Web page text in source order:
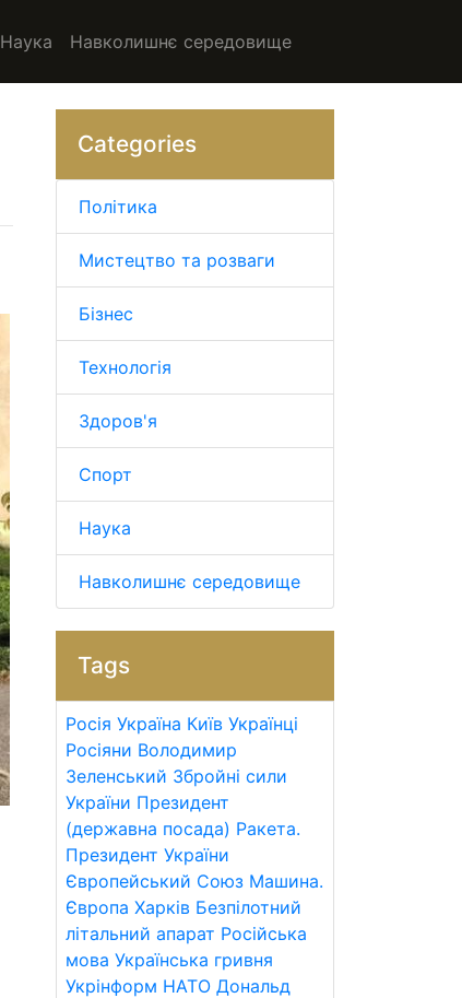
Наука Навколишнє середовище
Categories
Політика
Мистецтво та розваги
Бізнес
Технологія
Здоров'я
Спорт
Наука
Навколишнє середовище
Tags
Росія Україна Київ Українці
Росіяни Володимир
Зеленський Збройні сили
України Президент
(державна посада) Ракета.
Президент України
Європейський Союз Машина.
Європа Харків Безпілотний
літальний апарат Російська
мова Українська гривня
Укрінформ НАТО Дональд